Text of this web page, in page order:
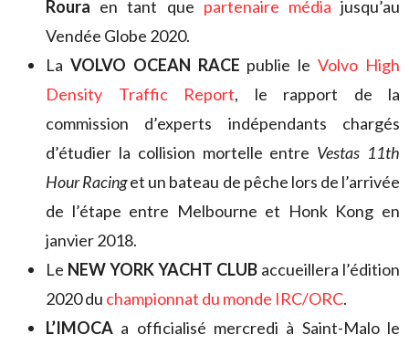
Roura en tant que partenaire média jusqu’au
Vendée Globe 2020.
La VOLVO OCEAN RACE publie leVolvo High
Density Traffic Report, le rapport de la
commission d’experts indépendants chargés
d’étudier la collision mortelle entre Vestas 11th
Hour Racinget un bateau de pêche lors de l’arrivée
de l’étape entre Melbourne et Honk Kong en
janvier 2018.
Le NEW YORK YACHT CLUB accueillera l’édition
2020 du championnat du monde IRC/ORC.
L’IMOCA a officialisé mercredi à Saint-Malo le